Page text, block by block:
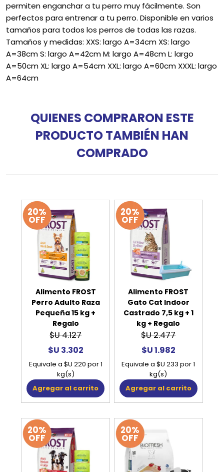
permiten enganchar a tu perro muy fácilmente. Son
perfectos para entrenar a tu perro. Disponible en varios
tamaños para todos los perros de todas las razas.
Tamaños y medidas: XXS: largo A=34cm XS: largo
A=38cm S: largo A=42cm M: largo A=48cm L: largo
A=50cm XL: largo A=54cm XXL: largo A=60cm XXXL: largo
A=64cm
QUIENES COMPRARON ESTE
PRODUCTO TAMBIÉN HAN
COMPRADO
20%
OFF
Alimento FROST
Perro Adulto Raza
Pequeña 15 kg +
Regalo
$U 4.127
$U 3.302
Equivale a $U 220 por 1
kg(s)
Agregar al carrito
20%
OFF
Alimento FROST
Gato Cat Indoor
Castrado 7,5 kg + 1
kg + Regalo
$U 2.477
$U 1.982
Equivale a $U 233 por 1
kg(s)
Agregar al carrito
20%
OFF
20%
OFF